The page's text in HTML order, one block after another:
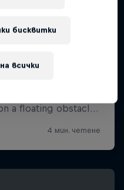
всички
бисквитки